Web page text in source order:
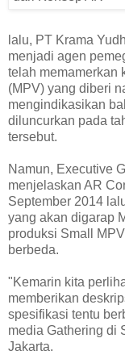
lalu, PT Krama
menjadi agen
telah memamerkan
(MPV) yang diberi
mengindikasikan
diluncurkan pada
tersebut.
Namun, Executive
menjelaskan AR
September 2014
yang akan digarap
produksi Small
berbeda.
"Kemarin kita
memberikan
spesifikasi tentu
media Gathering di
Jakarta.